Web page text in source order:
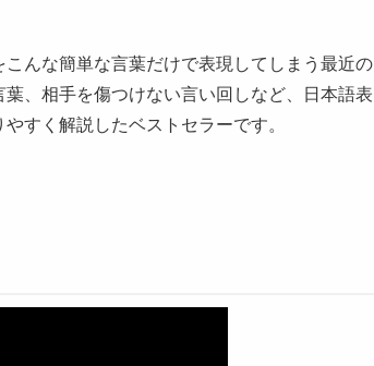
んな簡単な言葉だけで表現してしまう最近の
、相手を傷つけない言い回しなど、日本語表
すく解説したベストセラーです。